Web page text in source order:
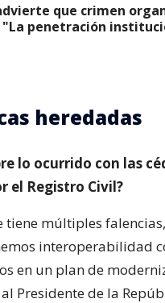
que crimen
"La penetración
heredadas
lo ocurrido con las
el Registro Civil?
múltiples
interoperabilidad
en un plan de
Presidente de la